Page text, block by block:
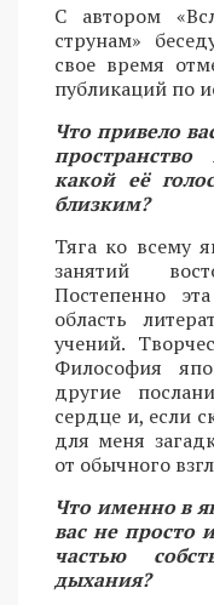
С автором
струнам»
свое время
публикаций по
Что привело
какой её
близким?
Тяга ко всему
занятий
Постепенно
область
учений.
Философия
другие
сердце и, если
для меня
от обычного
Что именно в
вас не просто
частью
дыхания?